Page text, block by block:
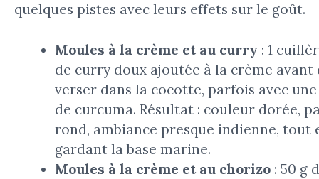
quelques pistes avec leurs effets sur le goût.
Moules à la crème et au curry : 1
de curry doux ajoutée à la crème avant
verser dans la cocotte, parfois avec
de curcuma. Résultat : couleur dorée,
rond, ambiance presque indienne, tout
gardant la base marine.
Moules à la crème et au chorizo : 50 g